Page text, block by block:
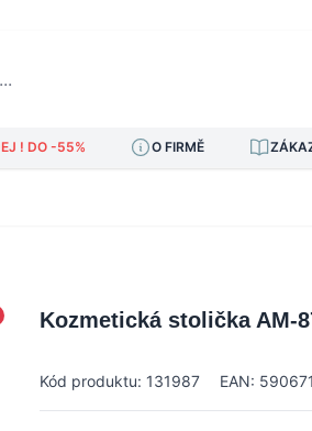
! DO -55% O FIRMĚ
Kozmetická stolička AM-
Kód produktu: 131987 EAN: